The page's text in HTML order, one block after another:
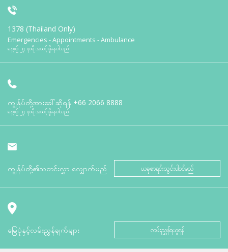
1378 (Thailand Only)
Emergencies - Appointments - Ambulance
နေ့စဉ် ၂၄ နာရီ အသင့်ရှိနေပါသည်။
ကျွန်ုပ်တို့အားခေါ်ဆိုရန် +66 2066 8888
နေ့စဉ် ၂၄ နာရီ အသင့်ရှိနေပါသည်။
ကျွန်ုပ်တို့၏သတင်းလွှာ လျှောက်မည် ယခုစာရင်းသွင်းပါဝင်မည်
မြေပုံနှင့်လမ်းညွှန်ချက်များ လမ်းညွှန်ရယူရန်